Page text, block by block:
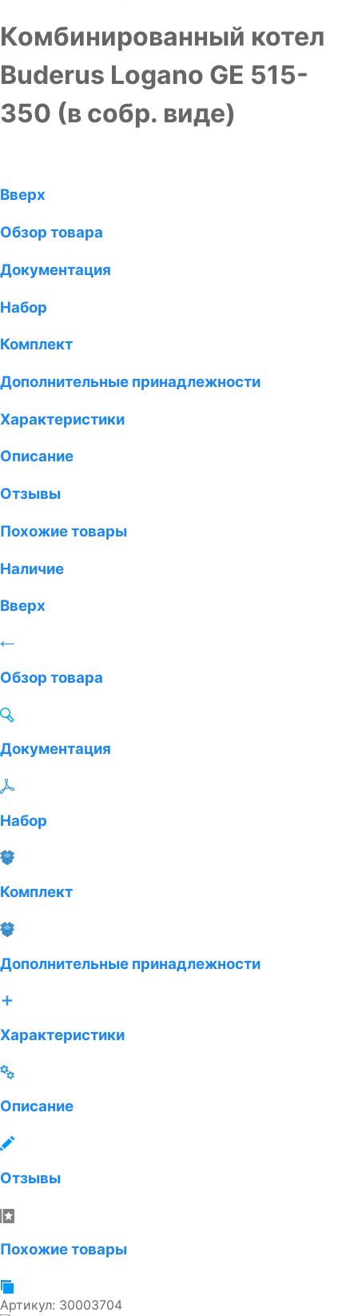
Комбинированный котел
Buderus Logano GE 515-
350 (в собр. виде)
Вверх
Обзор товара
Документация
Набор
Комплект
Дополнительные принадлежности
Характеристики
Описание
Отзывы
Похожие товары
Наличие
Вверх
Обзор товара
Документация
Набор
Комплект
Дополнительные принадлежности
Характеристики
Описание
Отзывы
Похожие товары
Артикул: 30003704